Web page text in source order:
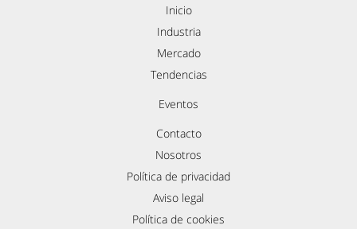
Inicio
Industria
Mercado
Tendencias
Eventos
Contacto
Nosotros
Política de privacidad
Aviso legal
Política de cookies